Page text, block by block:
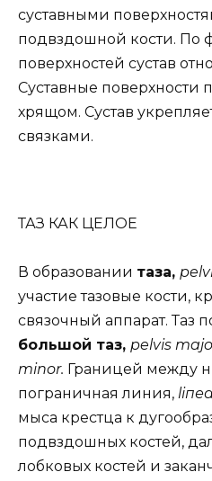
суставными
подвздошной кости. По
поверхностей сустав
Суставные поверхности
хрящом. Сустав
связками.
ТАЗ КАК ЦЕЛОЕ
В образовании таза,
участие тазовые кости,
связочный аппарат. Таз
большой таз, pelvis
minor. Границей между
пограничная линия,
мыса крестца к
подвздошных костей,
лобковых костей и